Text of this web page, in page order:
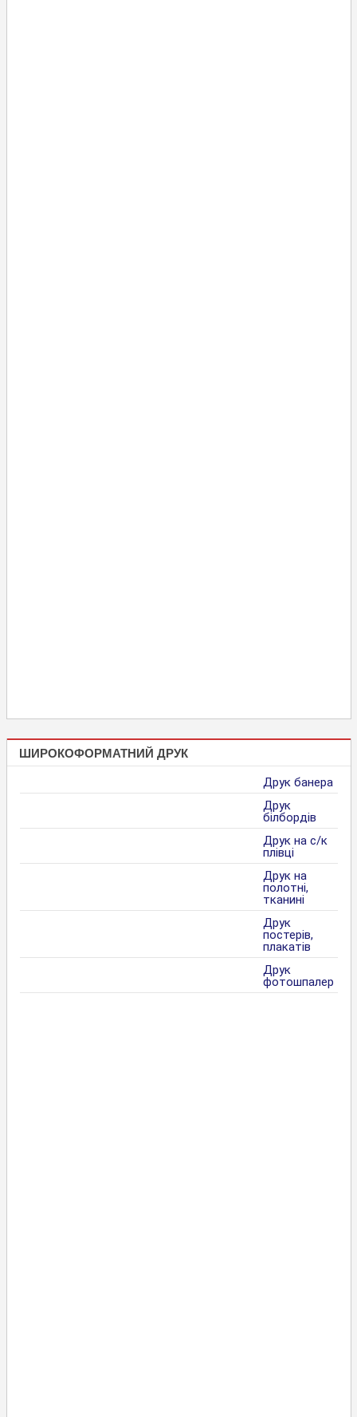
ШИРОКОФОРМАТНИЙ ДРУК
Друк банера
Друк
білбордів
Друк на с/к
плівці
Друк на
полотні,
тканині
Друк
постерів,
плакатів
Друк
фотошпалер